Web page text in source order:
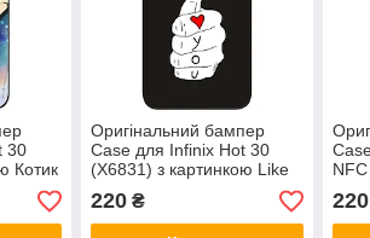
30
Котик
Оригінальний бампер
Case для Infinix Hot 30
(X6831) з картинкою Like
220₴ 220